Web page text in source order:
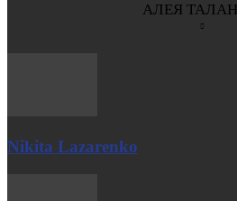
АЛЕЯ
Nikita Lazarenko